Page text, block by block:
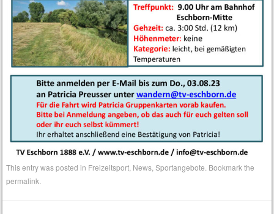
This entry was posted in Freizeitsport News ,Sportangebote . Bookmark the
permalink